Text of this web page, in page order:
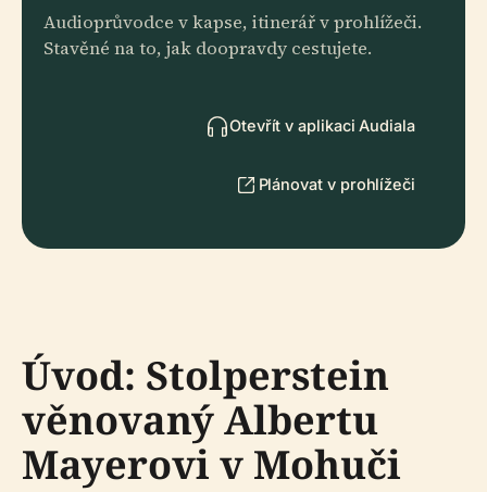
Audioprůvodce v kapse, itinerář v prohlížeči.
Stavěné na to, jak doopravdy cestujete.
Otevřít v aplikaci Audiala
Plánovat v prohlížeči
Úvod: Stolperstein
věnovaný Albertu
Mayerovi v Mohuči